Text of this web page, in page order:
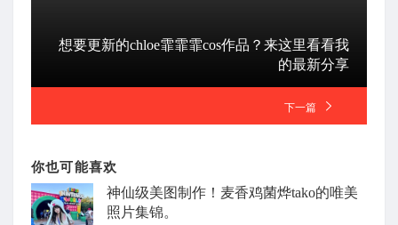
想要更新的chloe霏霏霏cos作品？来这里看看我
的最新分享
下一篇
你也可能喜欢
神仙级美图制作！麦香鸡菌烨tako的唯美
照片集锦。